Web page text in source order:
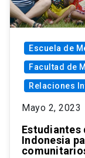
Escuela de
Facultad de
Relaciones
Mayo 2, 2023
Estudiantes
Indonesia